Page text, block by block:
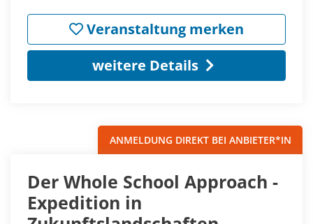
Veranstaltung merken
weitere Details
ANMELDUNG DIREKT BEI ANBIETER*IN
Der Whole School Approach -
Expedition in